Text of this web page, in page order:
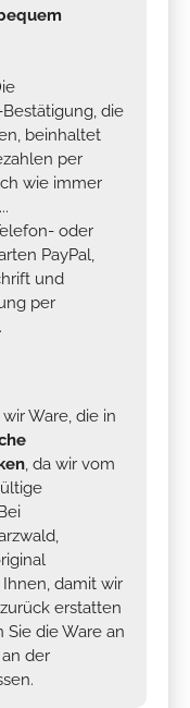
die
beinhaltet
per
wie immer
oder
PayPal,
und
per
Ware, die in
, da wir vom
damit wir
erstatten
die Ware an
der